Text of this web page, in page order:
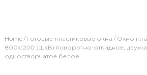
Home / Готовые пластиковые окна / Окно
800х1200 (ШхВ) поворотно-откидное,
одностворчатое белое